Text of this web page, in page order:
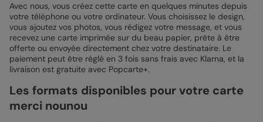
Avec nous, vous créez cette carte en quelques minutes depuis
votre téléphone ou votre ordinateur. Vous choisissez le design,
vous ajoutez vos photos, vous rédigez votre message, et vous
recevez une carte imprimée sur du beau papier, prête à être
offerte ou envoyée directement chez votre destinataire. Le
paiement peut être réglé en 3 fois sans frais avec Klarna, et la
livraison est gratuite avec Popcarte+.
Les formats disponibles pour votre carte
merci nounou